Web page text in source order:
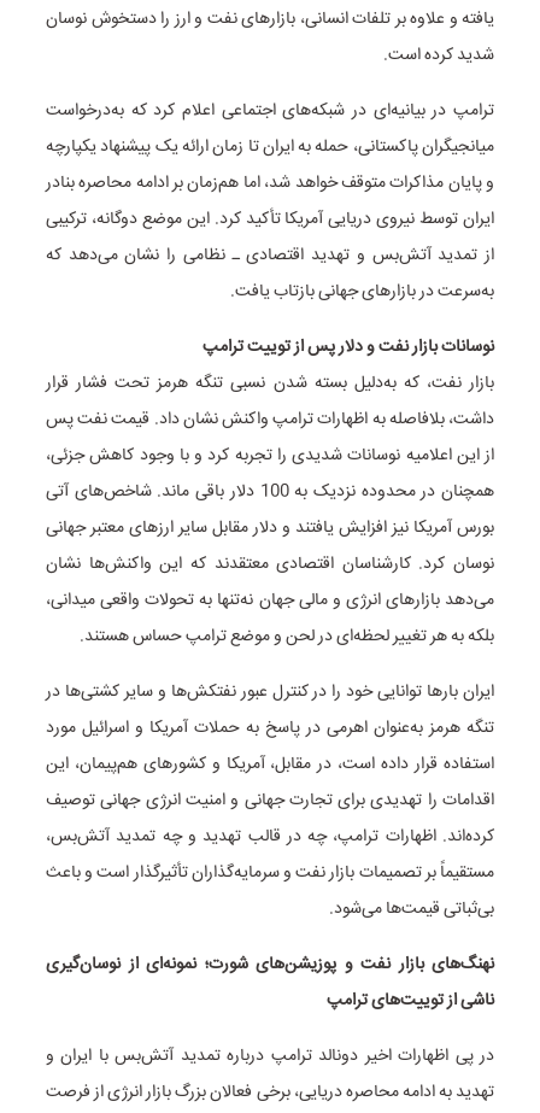
یافته و علاوه بر تلفات انسانی، بازارهای نفت و ارز را دستخوش نوسان
شدید کرده است.
ترامپ در بیانیه‌ای در شبکه‌های اجتماعی اعلام کرد که به‌درخواست
میانجیگران پاکستانی، حمله به ایران تا زمان ارائه یک پیشنهاد یکپارچه
و پایان مذاکرات متوقف خواهد شد، اما هم‌زمان بر ادامه محاصره بنادر
ایران توسط نیروی دریایی آمریکا تأکید کرد. این موضع دوگانه، ترکیبی
از تمدید آتش‌بس و تهدید اقتصادی ـ نظامی را نشان می‌دهد که
به‌سرعت در بازارهای جهانی بازتاب یافت.
نوسانات بازار نفت و دلار پس از توییت ترامپ
بازار نفت، که به‌دلیل بسته شدن نسبی تنگه هرمز تحت فشار قرار
داشت، بلافاصله به اظهارات ترامپ واکنش نشان داد. قیمت نفت پس
از این اعلامیه نوسانات شدیدی را تجربه کرد و با وجود کاهش جزئی،
همچنان در محدوده نزدیک به 100 دلار باقی ماند. شاخص‌های آتی
بورس آمریکا نیز افزایش یافتند و دلار مقابل سایر ارزهای معتبر جهانی
نوسان کرد. کارشناسان اقتصادی معتقدند که این واکنش‌ها نشان
می‌دهد بازارهای انرژی و مالی جهان نه‌تنها به تحولات واقعی میدانی،
بلکه به هر تغییر لحظه‌ای در لحن و موضع ترامپ حساس هستند.
ایران بارها توانایی خود را در کنترل عبور نفتکش‌ها و سایر کشتی‌ها در
تنگه هرمز به‌عنوان اهرمی در پاسخ به حملات آمریکا و اسرائیل مورد
استفاده قرار داده است، در مقابل، آمریکا و کشورهای هم‌پیمان، این
اقدامات را تهدیدی برای تجارت جهانی و امنیت انرژی جهانی توصیف
کرده‌اند. اظهارات ترامپ، چه در قالب تهدید و چه تمدید آتش‌بس،
مستقیماً بر تصمیمات بازار نفت و سرمایه‌گذاران تأثیرگذار است و باعث
بی‌ثباتی قیمت‌ها می‌شود.
نهنگ‌های بازار نفت و پوزیشن‌های شورت؛ نمونه‌ای از نوسان‌گیری
ناشی از توییت‌های ترامپ
در پی اظهارات اخیر دونالد ترامپ درباره تمدید آتش‌بس با ایران و
تهدید به ادامه محاصره دریایی، برخی فعالان بزرگ بازار انرژی از فرصت